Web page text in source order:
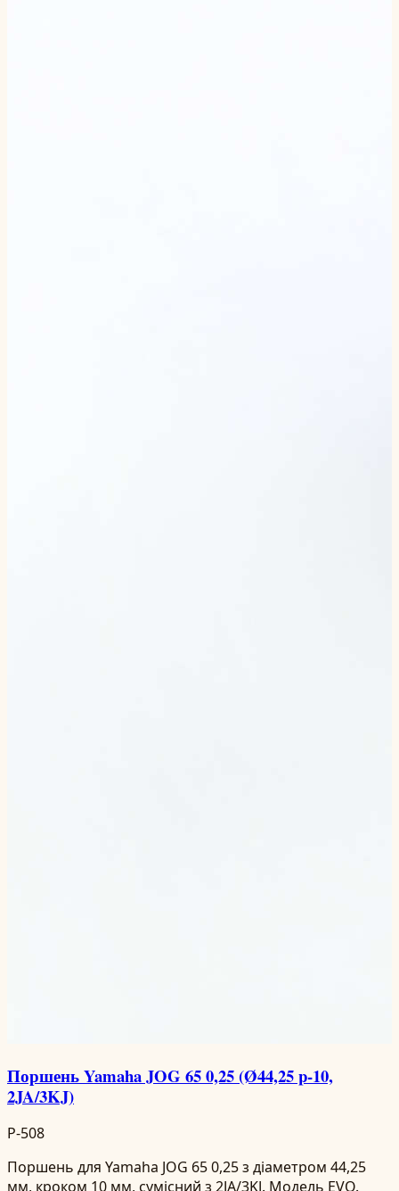
Поршень Yamaha JOG 65 0,25 (Ø44,25 p-10,
2JA/3KJ)
P-508
Поршень для Yamaha JOG 65 0,25 з діаметром 44,25
мм, кроком 10 мм, сумісний з 2JA/3KJ. Модель EVO.